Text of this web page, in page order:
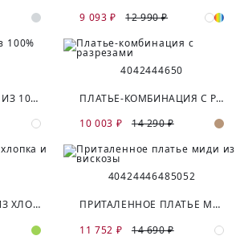
9 093 ₽
12 990 ₽
ПЛАТЬЕ В ГОРОШЕК ИЗ 100% ВИСКОЗЫ
4042444650
ПЛАТЬЕ-КОМБИНАЦИЯ С РАЗРЕЗАМИ
10 003 ₽
14 290 ₽
ЛЕТНИЙ САРАФАН ИЗ ХЛОПКА И ЛЬНА
40424446485052
ПРИТАЛЕННОЕ ПЛАТЬЕ МИДИ ИЗ ВИСКОЗЫ
11 752 ₽
14 690 ₽